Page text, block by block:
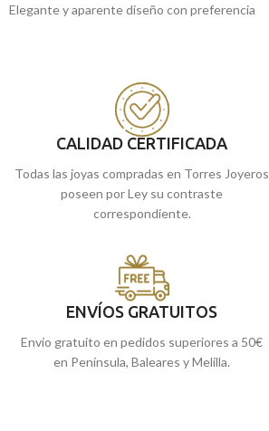
Elegante y aparente diseño con preferencia
CALIDAD CERTIFICADA
Todas las joyas compradas en Torres Joyeros
poseen por Ley su contraste
correspondiente.
ENVÍOS GRATUITOS
Envío gratuito en pedidos superiores a 50€
en Península, Baleares y Melilla.